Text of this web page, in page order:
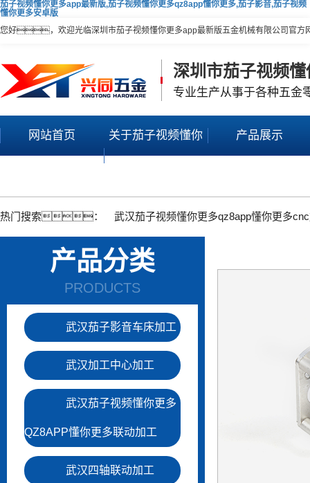
茄子视频懂你更多app最新版,茄子视频懂你更多qz8app懂你更多,茄子影音,茄子视频
懂你更多安卓版
您好，欢迎光临深圳市茄子视频懂你更多app最新版五金机械有限公司官
深圳市茄子视频
专业生产从事于各种五金
网站首页 关于茄子视频懂你 产品展示
热门搜索： 武汉茄子视频懂你更多qz8app懂你更多
产品分类
PRODUCTS
武汉茄子影音车床加工
武汉加工中心加工
武汉茄子视频懂你更多
QZ8APP懂你更多联动加工
武汉四轴联动加工
密CNC精加工
车床加工：
茄子影音车床、多轴加工中心能对
配件进行一次性加工完成
立即咨询 查看详情